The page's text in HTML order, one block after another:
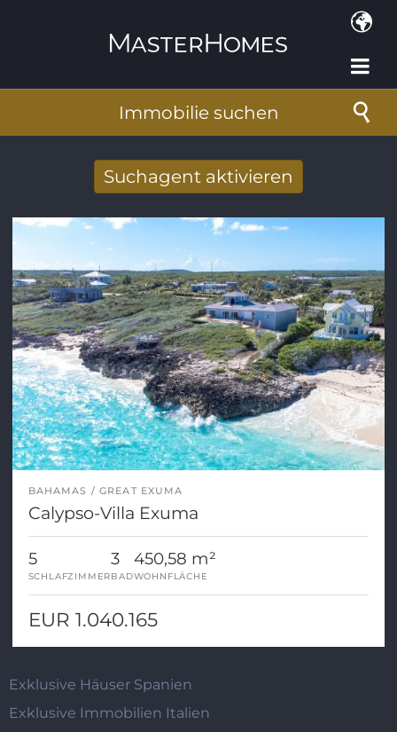
Immobilie suchen
Suchagent aktivieren
E-Mail-Adresse
BAHAMAS GREAT EXUMA
Calypso-Villa Exuma
5
SCHLAFZIMMER
3
BAD
450,58 m²
WOHNFLÄCHE
EUR 1.040.165
Exklusive Häuser Spanien
Exklusive Immobilien Italien